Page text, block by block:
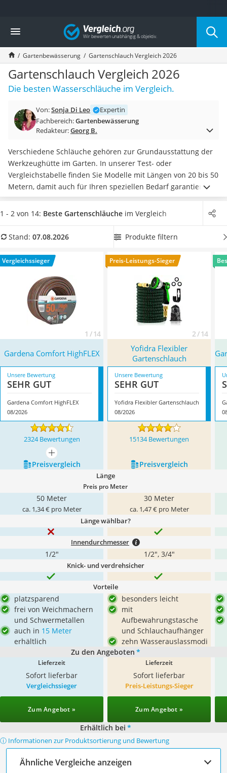
Die beliebtesten Vergleiche nach Kategorie
Baumarkt
Tresor feuerfest
Makita-Akku-Rasenmäher
Kappsäge
Smartes Türschloss
Akku-Rasentrimmer
Split-Klimaanlage 2 Innengeräte
Pelletofen
Tiefbrunnenpumpe
Fliesenschneider
Hochdruckreiniger
Doppelschleifer
Überwachungskamera
Benzinrasenmäher mit Elektrostart
Löschdecke
Winterharte Palmen
Gasdurchlauferhitzer
Vergleich
Gartenbewässerung Gartenschlauch Vergleich 2026
Gartenschlauch Vergleich 2026
Die besten Wasserschläuche im Vergleich.
Von:Sonja Di Leo
Expertin
Fachbereich:Gartenbewässerung
Redakteur:Georg B.
Verschiedene Schläuche gehören zur Grundausstattung der
Werkzeughütte im Garten. In unserer Test- oder
Vergleichstabelle finden Sie Modelle mit Längen von 20 bis 50
Metern, damit auch für Ihren speziellen Bedarf garantiert
etwas dabei ist. Wir haben zudemden Meterpreis
ausgerechnet, welchen Hersteller kürzerer Schläuche gerne
flexiblen Gartenschlauch
benötigen, finden Sie die
nachfolgenden Produkttabelle. Hochwertige Schläuche sind
überdies knick- und verdrehsicher, weniger bruchanfällig
und somit länger haltbar. Überzeugt hat uns hier im August
2026 besonders das Modell
Gardena Comfort HighFLEX
seinen Eigenschaften.
1 - 2 von 14: Beste Gartenschläuche im Vergleich
Stand: 07.08.2026 Produkte filtern
Vergleichssieger
1 / 14
Preis-Leistungs-Sieger
2 / 14
Gardena Comfort HighFLEX
Yofidra Flexibler
Gartenschlauch
Unsere Bewertung
SEHR GUT
Gardena Comfort HighFLEX
08/2026
Unsere Bewertung
SEHR GUT
Yofidra Flexibler Gartenschlauch
08/2026
2324 Bewertungen 15134 Bewertungen
mehr anzeigen
Preis­vergleich
Preis­vergleich
Länge
Preis pro Meter
50 Meter
ca. 1,34 € pro Meter
30 Meter
ca. 1,47 € pro Meter
Länge wählbar?
Innendurchmesser
1/2" 1/2", 3/4"
Knick- und verdrehsicher
Vorteile
platzsparend
frei von Weichmachern
und Schwermetallen
auch in 15 Meter
erhältlich
besonders leicht
mit
Aufbewahrungstasche
und Schlauchaufhänger
zehn Wasserauslassmodi
Zu den Angeboten *
Lieferzeit
Sofort lieferbar
Lieferzeit
Sofort lieferbar
Vergleichssieger
Zum Angebot »
Preis-Leistungs-Sieger
Zum Angebot »
Erhältlich bei *
ⓘ Informationen zur Produktsortierung und Bewertung
Ähnliche Vergleiche anzeigen